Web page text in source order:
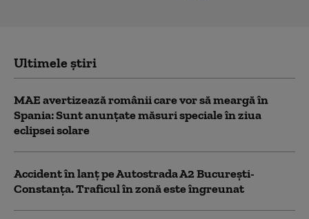
Ultimele știri
MAE avertizează românii care vor să meargă în
Spania: Sunt anunțate măsuri speciale în ziua
eclipsei solare
Accident în lanț pe Autostrada A2 București-
Constanța. Traficul în zonă este îngreunat